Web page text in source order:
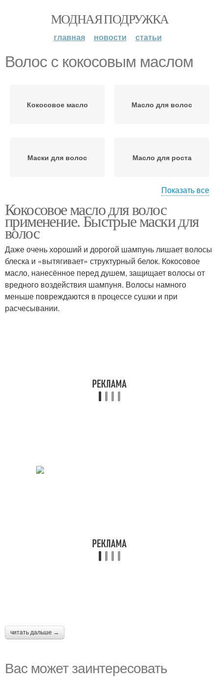
МОДНАЯ ПОДРУЖКА
главная новости статьи
Волос с кокосовым маслом
Кокосовое масло Масло для волос
Маски для волос Масло для роста
масло
Кондиционер для волос
Польза для волос Масла для волос
Реальность про
Показать все
Кокосовое масло для волос
применение. Быстрые маски для
волос
Даже очень хороший и дорогой шампунь лишает волосы
блеска и «вытягивает» структурный белок. Кокосовое
масло, нанесённое перед душем, защищает волосы от
вредного воздействия шампуня. Волосы намного
меньше повреждаются в процессе сушки и при
расчесывании.
читать дальше →
Вас может заинтересовать